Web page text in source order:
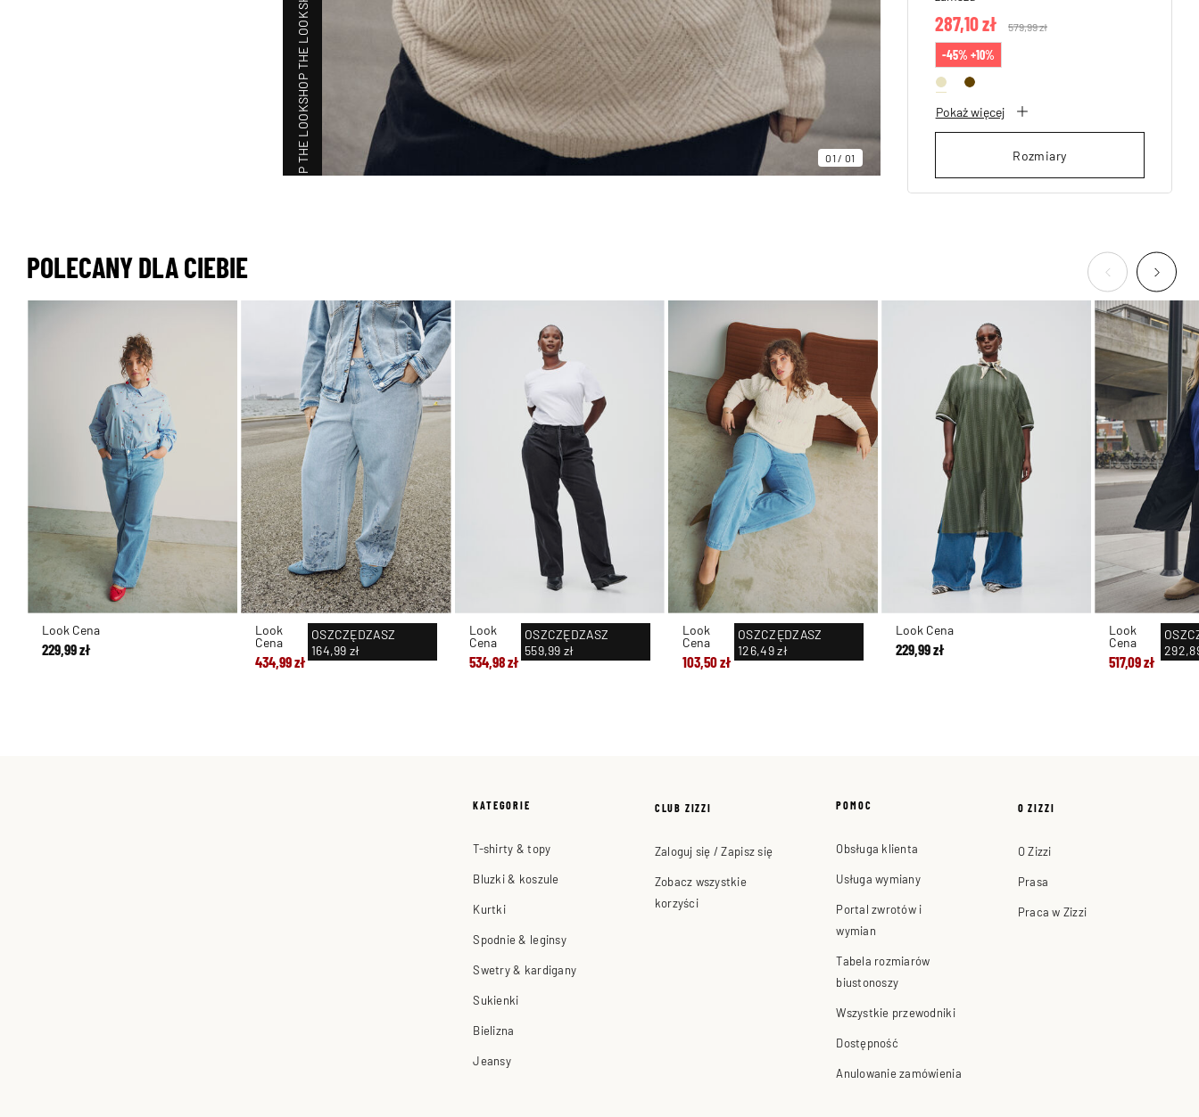
01/ 01
SHOP THE LOOK
SHOP THE LOOK
Price reduced from
579,99 złto
287,10 zł
-45% +10%
Pokaż więcej
Rozmiary
POLECANY DLA CIEBIE
Look Cena
229,99 zł
Look
Cena
434,99 zł
OSZCZĘDZASZ
164,99 zł
Look
Cena
534,98 zł
OSZCZĘDZASZ
559,99 zł
Look
Cena
103,50 zł
OSZCZĘDZASZ
126,49 zł
Look Cena
229,99 zł
Look
Cena
517,09 zł
KATEGORIE
T-shirty & topy
Bluzki & koszule
Kurtki
Spodnie & leginsy
Swetry & kardigany
Sukienki
Bielizna
Jeansy
CLUB ZIZZI
Zaloguj się / Zapisz się
Zobacz wszystkie
korzyści
POMOC
Obsługa klienta
Usługa wymiany
Portal zwrotów i
wymian
Tabela rozmiarów
biustonoszy
Wszystkie przewodniki
Dostępność
Anulowanie zamówienia
O ZIZZI
O Zizzi
Prasa
Praca w Zizzi